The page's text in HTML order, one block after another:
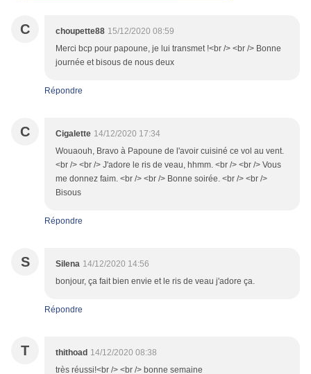
C choupette88 15/12/2020 08:59
Merci bcp pour papoune, je lui transmet !<br /> <br /> Bonne
journée et bisous de nous deux
Répondre
C Cigalette 14/12/2020 17:34
Wouaouh, Bravo à Papoune de l'avoir cuisiné ce vol au vent.
<br /> <br /> J'adore le ris de veau, hhmm. <br /> <br /> Vous
me donnez faim. <br /> <br /> Bonne soirée. <br /> <br />
Bisous
Répondre
S Silena 14/12/2020 14:56
bonjour, ça fait bien envie et le ris de veau j'adore ça.
Répondre
T thithoad 14/12/2020 08:38
très réussi!<br /> <br /> bonne semaine